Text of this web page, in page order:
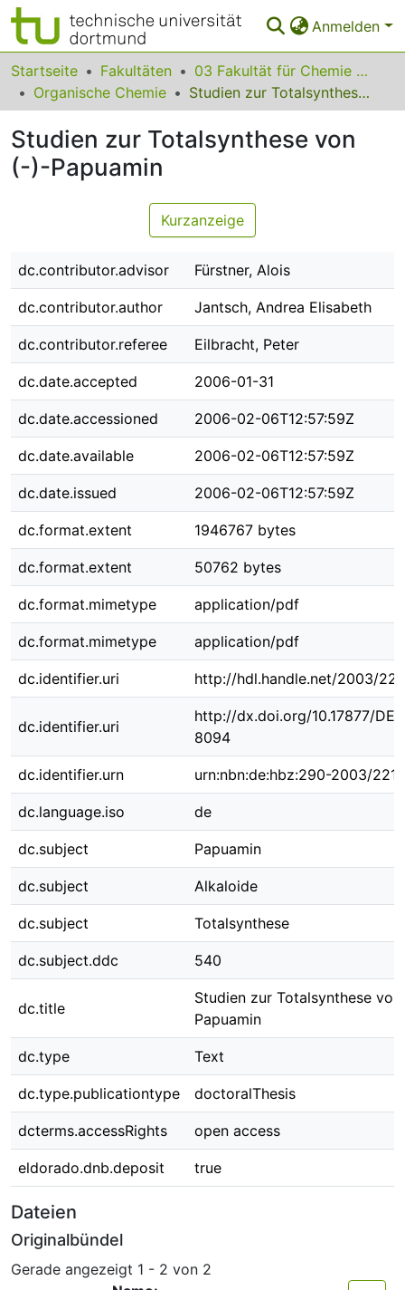
Anmelden
Bereiche & Sammlungen
Das gesamte Repositorium
Statistiken
FAQ
Startseite Fakultäten
03 Fakultät für Chemie und Chemische Biologie
Organische Chemie
Studien zur Totalsynthese von (-)-Papuamin
Studien zur Totalsynthese von
(-)-Papuamin
Kurzanzeige
dc.contributor.advisor Fürstner, Alois
dc.contributor.author Jantsch, Andrea Elisabeth
dc.contributor.referee Eilbracht, Peter
dc.date.accepted 2006-01-31
dc.date.accessioned 2006-02-06T12:57:59Z
dc.date.available 2006-02-06T12:57:59Z
dc.date.issued 2006-02-06T12:57:59Z
dc.format.extent 1946767 bytes
dc.format.extent 50762 bytes
dc.format.mimetype application/pdf
dc.format.mimetype application/pdf
dc.identifier.uri http://hdl.handle.net/2003/
dc.identifier.uri
http://dx.doi.org/10.17877/
8094
dc.identifier.urn urn:nbn:de:hbz:290-2003/
dc.language.iso de
dc.subject Papuamin
dc.subject Alkaloide
dc.subject Totalsynthese
dc.subject.ddc 540
dc.title
Studien zur Totalsynthese
Papuamin
dc.type Text
dc.type.publicationtype doctoralThesis
dcterms.accessRights open access
eldorado.dnb.deposit true
Dateien
Originalbündel
Gerade angezeigt 1 - 2 von 2